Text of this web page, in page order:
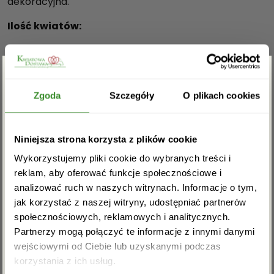
Zgoda Szczegóły O plikach cookies
Niniejsza strona korzysta z plików cookie
Wykorzystujemy pliki cookie do wybranych treści i
reklam, aby oferować funkcje społecznościowe i
analizować ruch w naszych witrynach. Informacje o tym,
jak korzystać z naszej witryny, udostępniać partnerów
społecznościowych, reklamowych i analitycznych.
Partnerzy mogą połączyć te informacje z innymi danymi
wejściowymi od Ciebie lub uzyskanymi podczas
korzystania z ich usług.
Ilość kwiatów:
średni: 9-11 + przybranie,
bardzo duży: 17-19+ przybranie(na zdjęciu),
Premium: 25-30 + przybranie.
OPINIE
Oceniono
Hania 1 kwietnia, 2016
Kwiaty dotarły jak byłam już w domu. Mama
zachwycona. Dzięki. Na pewno jeszcze
Zgarnij rabat -5%
Zapisz się do newslettera i zgarnij
rabat na pierwsze zakupy!
Akceptuję regulamin i wyrażam zgodę na
przetwarzanie powyższych danych osobowych